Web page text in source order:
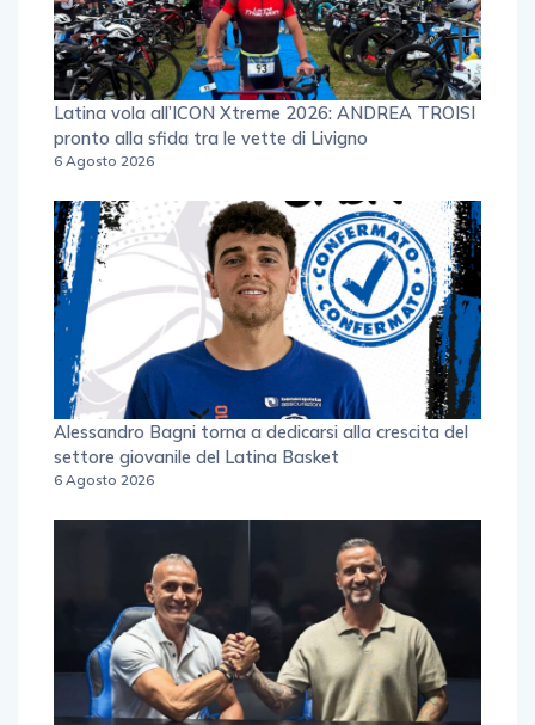
Latina vola all’ICON Xtreme 2026: ANDREA TROISI
pronto alla sfida tra le vette di Livigno
6 Agosto 2026
Alessandro Bagni torna a dedicarsi alla crescita del
settore giovanile del Latina Basket
6 Agosto 2026